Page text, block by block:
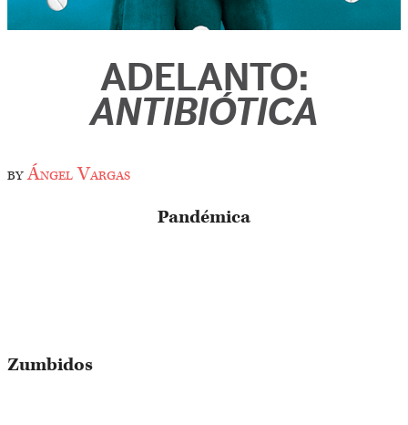
ADELANTO:
ANTIBIÓTICA
byÁngel Vargas
Pandémica
Zumbidos